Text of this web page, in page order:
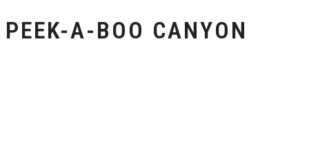
PEEK-A-BOO CANYON